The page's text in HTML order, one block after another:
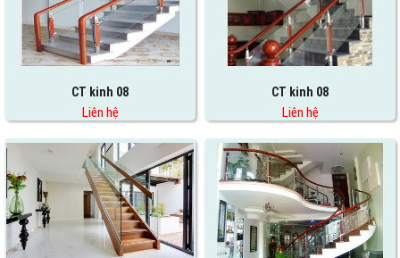
CT kinh 08
Liên hệ
CT kinh 08
Liên hệ